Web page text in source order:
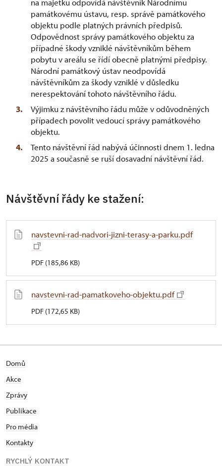
na majetku odpovídá návštěvník Národnímu
památkovému ústavu, resp. správě památkového
objektu podle platných právních předpisů.
Odpovědnost správy památkového objektu za
případné škody vzniklé návštěvníkům během
pobytu v areálu se řídí obecně platnými předpisy.
Národní památkový ústav neodpovídá
návštěvníkům za škody vzniklé v důsledku
nerespektování tohoto návštěvního řádu.
Výjimku z návštěvního řádu může v odůvodněných
případech povolit vedoucí správy památkového
objektu.
Tento návštěvní řád nabývá účinnosti dnem 1. ledna
2025 a současně se ruší dosavadní návštěvní řád.
Návštěvní řády ke stažení:
navstevni-rad-nadvori-jizni-terasy-a-parku.pdf
PDF (185,86 KB)
navstevni-rad-pamatkoveho-objektu.pdf
PDF (172,65 KB)
Domů
Akce
Zprávy
Publikace
Pro média
Kontakty
RYCHLÝ KONTAKT